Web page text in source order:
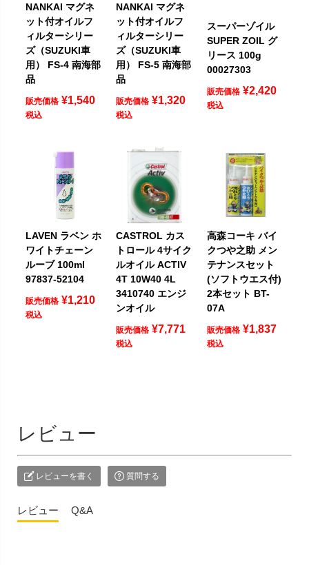
NANKAI マグネ
ット付オイルフ
ィルターシリー
ズ（SUZUKI車
用） FS-4 南海部
品
販売価格 ¥1,540
税込
NANKAI マグネ
ット付オイルフ
ィルターシリー
ズ（SUZUKI車
用） FS-5 南海部
品
販売価格 ¥1,320
税込
スーパーゾイル
SUPER ZOIL グ
リース 100g
00027303
販売価格 ¥2,420
税込
LAVEN ラベン ホ
ワイトチェーン
ルーブ 100ml
97837-52104
販売価格 ¥1,210
税込
CASTROL カス
トロール 4サイク
ルオイル ACTIV
4T 10W40 4L
3410740 エンジ
ンオイル
販売価格 ¥7,771
税込
高森コーキ バイ
クつや之助 メン
テナンスセット
(ソフトウエス付)
2本セット BT-
07A
販売価格 ¥1,837
税込
レビュー
レビューを書く 質問する
レビュー Q&A